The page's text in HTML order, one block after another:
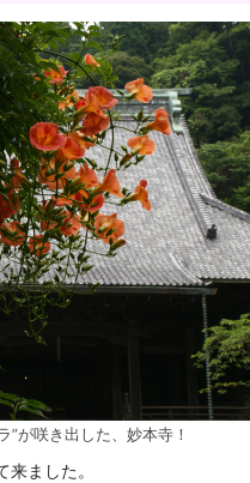
”が咲き出した、妙本寺！
ました。